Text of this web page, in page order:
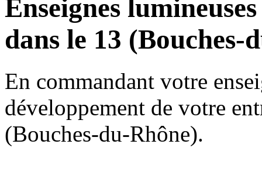
Enseignes
dans le 13 (Bouches-
En commandant votre
développement de votre
(Bouches-du-Rhône).